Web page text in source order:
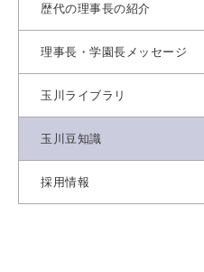
歴代の理事長の紹介
理事長・学園長メッセージ
玉川ライブラリ
玉川豆知識
採用情報